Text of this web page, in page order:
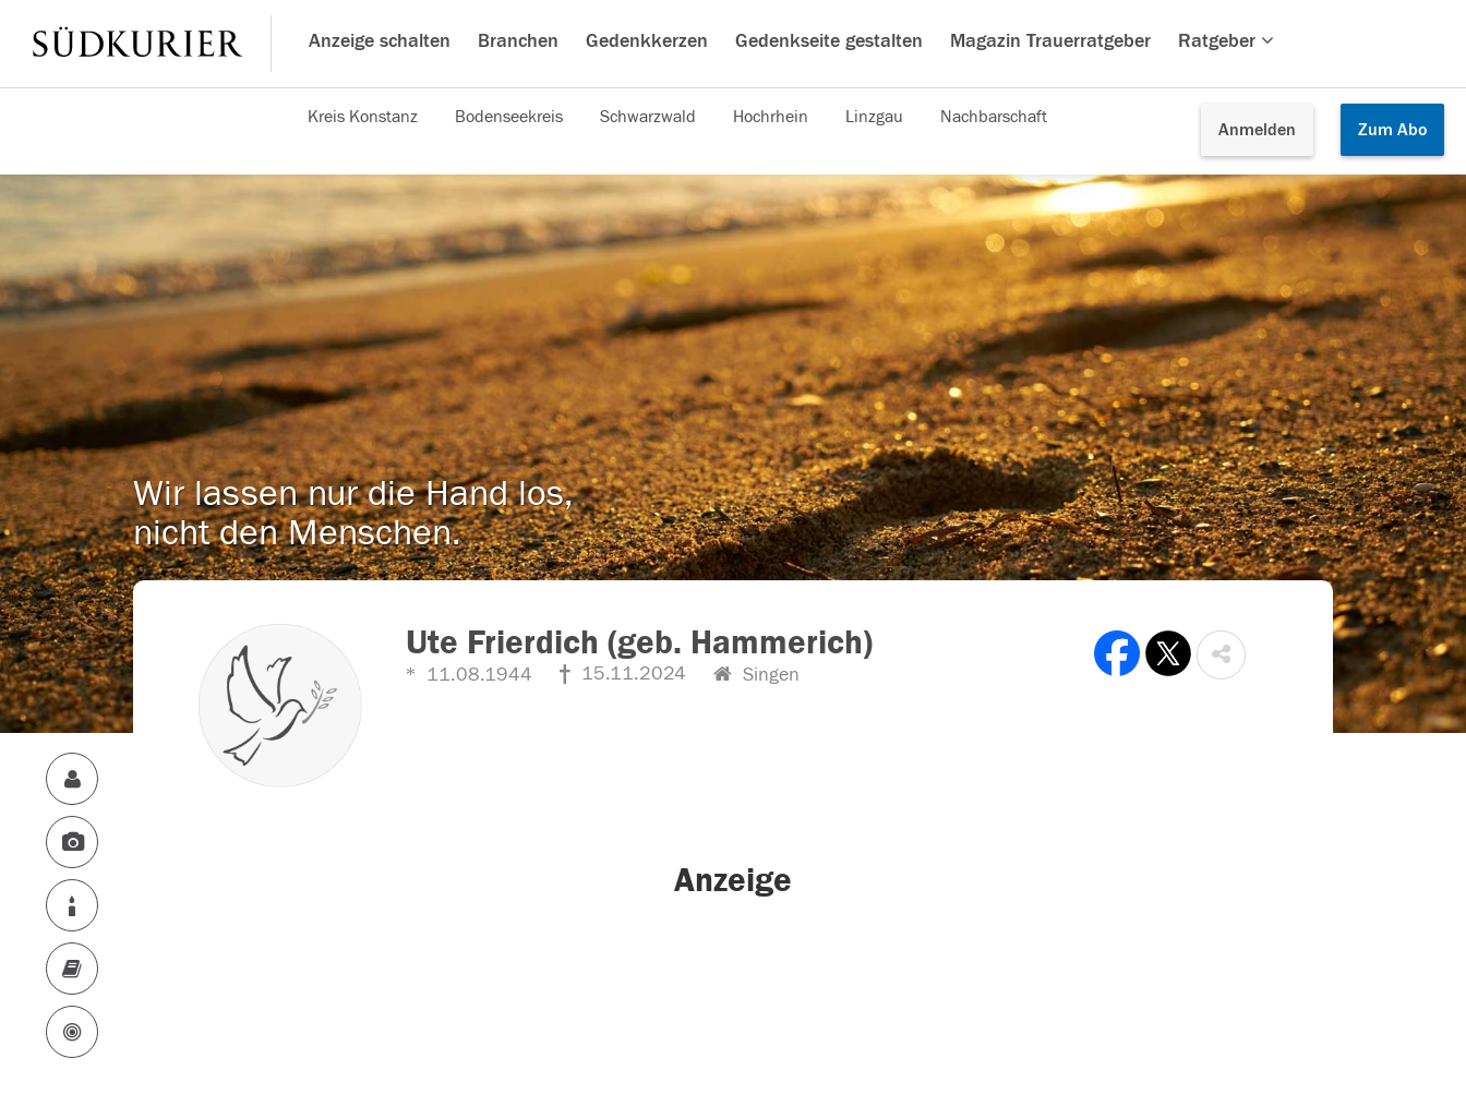
Anzeige schalten Branchen Gedenkkerzen Gedenkseite gestalten Magazin Trauerratgeber Ratgeber
Anmelden Zum Abo
Kreis Konstanz Bodenseekreis Schwarzwald Hochrhein Linzgau Nachbarschaft
Wir lassen nur die Hand los,
nicht den Menschen.
Ute Frierdich (geb. Hammerich)
11.08.1944 15.11.2024 Singen
Anzeige